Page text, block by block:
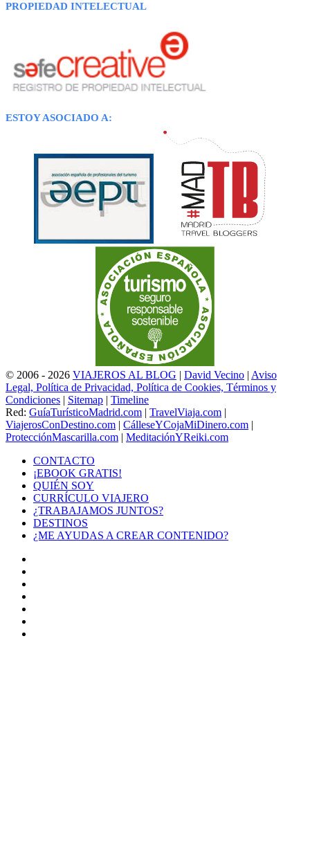
PROPIEDAD INTELECTUAL
ESTOY ASOCIADO A:
© 2006 - 2026 VIAJEROS AL BLOG | David Vecino | Aviso
Legal, Política de Privacidad, Política de Cookies, Términos y
Condiciones | Sitemap | Timeline
Red: GuíaTurísticoMadrid.com | TravelViaja.com |
ViajerosConDestino.com | CálleseYCojaMiDinero.com |
ProtecciónMascarilla.com | MeditaciónYReiki.com
CONTACTO
¡EBOOK GRATIS!
QUIÉN SOY
CURRÍCULO VIAJERO
¿TRABAJAMOS JUNTOS?
DESTINOS
¿ME AYUDAS A CREAR CONTENIDO?